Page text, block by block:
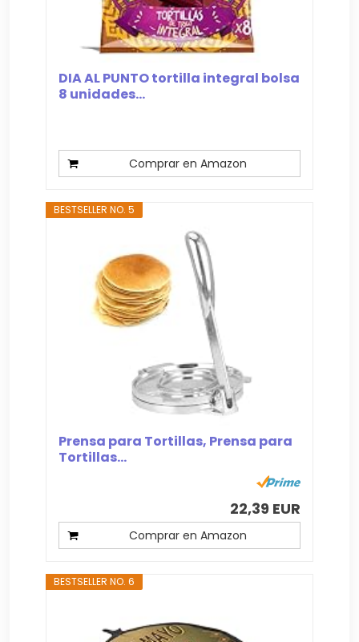
DIA AL PUNTO tortilla integral bolsa
8 unidades...
Comprar en Amazon
BESTSELLER NO. 5
Prensa para Tortillas, Prensa para
Tortillas...
22,39 EUR
Comprar en Amazon
BESTSELLER NO. 6